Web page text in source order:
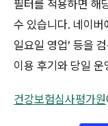
필터를 적용하면 해
수 있습니다. 네이버
일요일 영업’ 등을
이용 후기와 당일
건강보험심사평가원